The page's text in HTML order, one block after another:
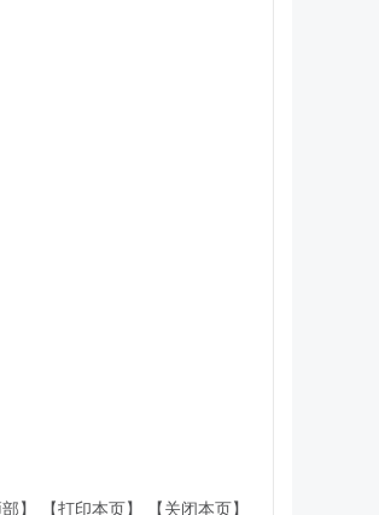
】
【打印本页】 【关闭本页】